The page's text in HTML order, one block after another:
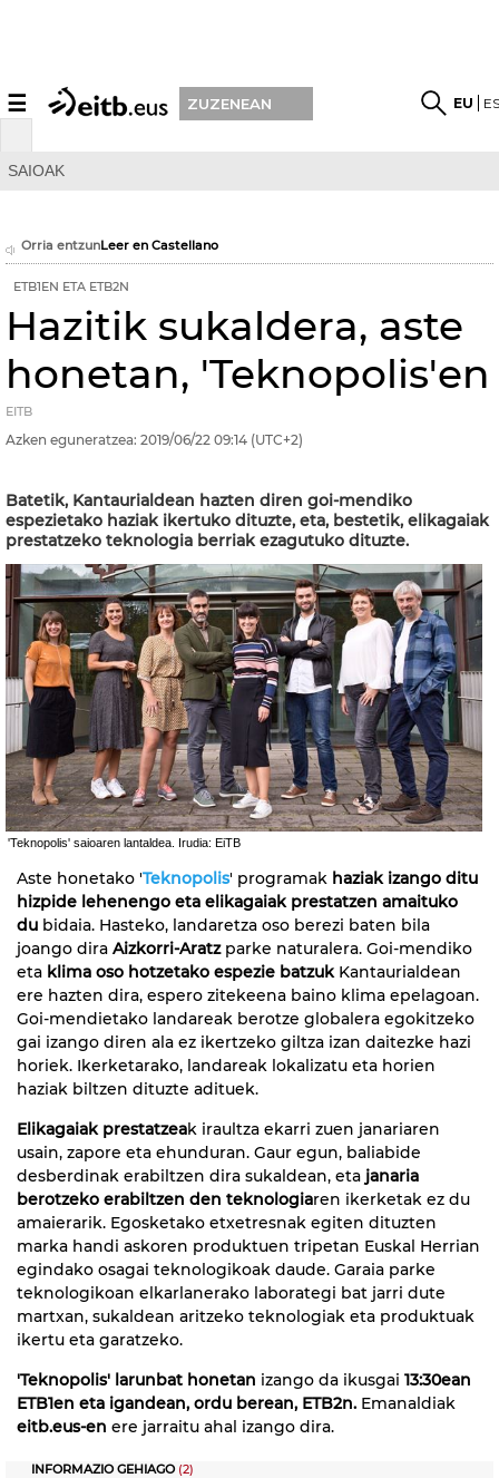
☰ ZUZENEAN EU
SAIOAK
Orria entzunLeer en Castellano
ETB1EN ETA ETB2N
Hazitik sukaldera, aste
honetan, 'Teknopolis'en
EITB
Azken eguneratzea: 2019/06/22 09:14 (UTC+2)
Batetik, Kantaurialdean hazten diren goi-mendiko
espezietako haziak ikertuko dituzte, eta, bestetik, elikagaiak
prestatzeko teknologia berriak ezagutuko dituzte.
'Teknopolis' saioaren lantaldea. Irudia: EiTB
Aste honetako 'Teknopolis' programak haziak izango ditu
hizpide lehenengo eta elikagaiak prestatzen amaituko
du bidaia. Hasteko, landaretza oso berezi baten bila
joango dira Aizkorri-Aratzparke naturalera. Goi-mendiko
eta klima oso hotzetako espezie batzukKantaurialdean
ere hazten dira, espero zitekeena baino klima epelagoan.
Goi-mendietako landareak berotze globalera egokitzeko
gai izango diren ala ez ikertzeko giltza izan daitezke hazi
horiek. Ikerketarako, landareak lokalizatu eta horien
haziak biltzen dituzte adituek.
Elikagaiak prestatzeak iraultza ekarri zuen janariaren
usain, zapore eta ehunduran. Gaur egun, baliabide
desberdinak erabiltzen dira sukaldean, eta janaria
berotzeko erabiltzen den teknologiaren ikerketak ez du
amaierarik. Egosketako etxetresnak egiten dituzten
marka handi askoren produktuen tripetan Euskal Herrian
egindako osagai teknologikoak daude. Garaia parke
teknologikoan elkarlanerako laborategi bat jarri dute
martxan, sukaldean aritzeko teknologiak eta produktuak
ikertu eta garatzeko.
'Teknopolis' larunbat honetan izango da ikusgai 13:30ean
ETB1en eta igandean, ordu berean, ETB2n. Emanaldiak
eitb.eus-en ere jarraitu ahal izango dira.
INFORMAZIO GEHIAGO(2)